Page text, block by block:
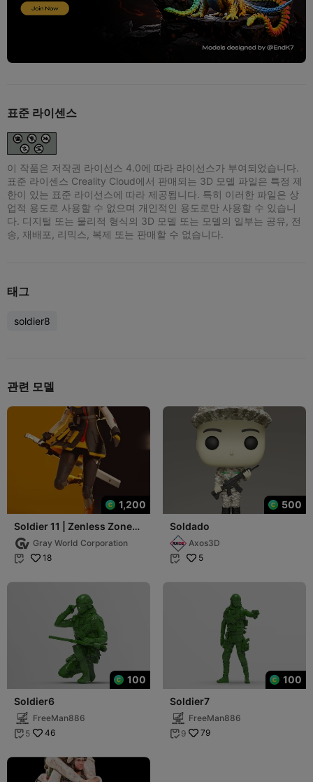
표준 라이센스
이 작품은 저작권 라이선스 4.0에 따라 라이선스가 부여되었습니다.
표준 라이센스 Creality Cloud에서 판매되는 3D 모델 파일은 특정 제
한이 있는 표준 라이선스에 따라 제공됩니다. 특히 이러한 파일은 상
업적 용도로 사용할 수 없으며 개인적인 용도로만 사용할 수 있습니
다. 디지털 또는 물리적 형식의 3D 모델 또는 모델의 일부는 공유, 전
송, 재배포, 리믹스, 복제 또는 판매할 수 없습니다.
태그
soldier8
관련 모델
1,200
Soldier 11 | Zenless Zone
ZeroGray World Corporation
 18
500
Soldado
Axos3D
 5
100
Soldier6
FreeMan886
 5 46
100
Soldier7
FreeMan886
 9 79